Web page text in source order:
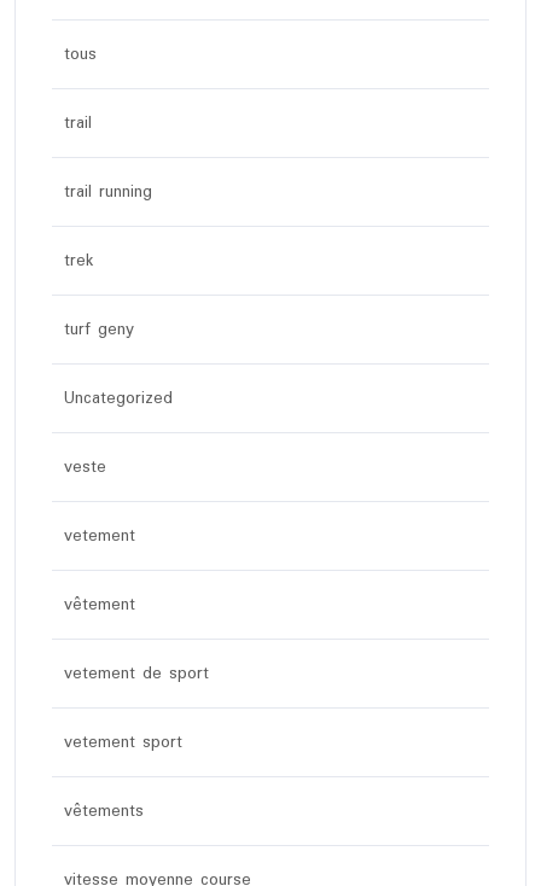
tous
trail
trail running
trek
turf geny
Uncategorized
veste
vetement
vêtement
vetement de sport
vetement sport
vêtements
vitesse moyenne course